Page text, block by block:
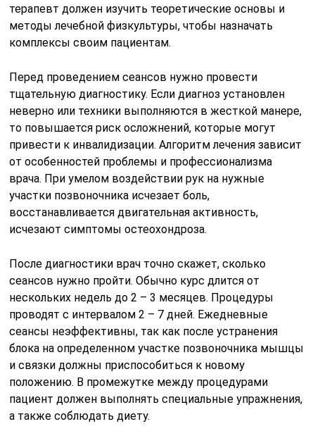
терапевт должен изучить теоретические основы и
методы лечебной физкультуры, чтобы назначать
комплексы своим пациентам.
Перед проведением сеансов нужно провести
тщательную диагностику. Если диагноз установлен
неверно или техники выполняются в жесткой манере,
то повышается риск осложнений, которые могут
привести к инвалидизации. Алгоритм лечения зависит
от особенностей проблемы и профессионализма
врача. При умелом воздействии рук на нужные
участки позвоночника исчезает боль,
восстанавливается двигательная активность,
исчезают симптомы остеохондроза.
После диагностики врач точно скажет, сколько
сеансов нужно пройти. Обычно курс длится от
нескольких недель до 2 – 3 месяцев. Процедуры
проводят с интервалом 2 – 7 дней. Ежедневные
сеансы неэффективны, так как после устранения
блока на определенном участке позвоночника мышцы
и связки должны приспособиться к новому
положению. В промежутке между процедурами
пациент должен выполнять специальные упражнения,
а также соблюдать диету.